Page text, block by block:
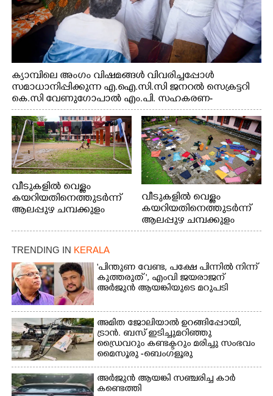
ക്യാമ്പിലെ അംഗം വിഷമങ്ങൾ വിവരിച്ചപ്പോൾ
സമാധാനിപ്പിക്കുന്ന എ.ഐ.സി.സി ജനറൽ സെക്രട്ടറി
കെ.സി വേണുഗോപാൽ എം.പി. സഹകരണ-
എക്സൈസ് വകുപ്പ് മന്ത്രി എം. ലിജു, എന്നിവർ
വീടുകളിൽ വെള്ളം
കയറിയതിനെത്തുടർന്ന്
ആലപ്പുഴ ചമ്പക്കുളം
പോരൂക്കര സെൻട്രൽ
സ്കൂളിലെ ദുരിതാശ്വാസ
ക്യാമ്പിലെത്തിയവർ
വസ്ത്രങ്ങൾ
ഉണക്കാനിട്ടിരിക്കുന്ന
ഗോൾപോസ്റ്റിന് മുന്നിൽ
ഫുട്ബോൾ കളികളിൽ
ഏർപ്പെട്ടിരിക്കുന്ന
കുട്ടികൾ
വീടുകളിൽ വെള്ളം
കയറിയതിനെത്തുടർന്ന്
ആലപ്പുഴ ചമ്പക്കുളം
ഫാദർ തോമസ്
ക്യാമ്പിലെത്തിയവർ മഴ
മാറിനിന്ന ഇടവേളയിൽ
ക്യാമ്പ് പരിസരത്ത്
ഉണക്കാനിടുന്ന കാഴ്ച.
TRENDING IN KERALA
"പിന്തുണ വേണ്ട,​ പക്ഷേ പിന്നിൽ നിന്ന്
കുത്തരുത് ", എംവി ജയരാജന്
അർജുൻ ആയങ്കിയുടെ മറുപടി
അമിത ജോലിയാൽ ഉറങ്ങിപ്പോയി,
ട്രാൻ. ബസ് ഇടിച്ചുമറിഞ്ഞു
ഡ്രൈവറും കണ്ടക്ടറും മരിച്ചു സംഭവം
മൈസൂരു -ബെംഗളൂരു
ദേശീയപാതയിൽ 20 പേർക്ക് പരിക്ക്,
നാലു പേരുടെ നില ഗുരുതരം
അർജുൻ ആയങ്കി സഞ്ചരിച്ച കാർ
കണ്ടെത്തി